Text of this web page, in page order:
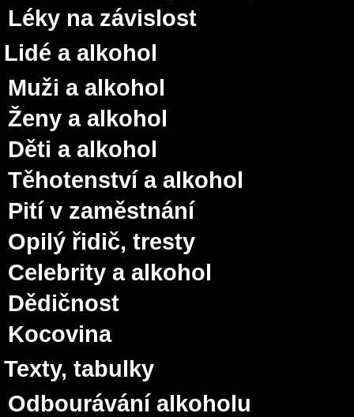
Léky na závislost
Lidé a alkohol
Muži a alkohol
Ženy a alkohol
Děti a alkohol
Těhotenství a alkohol
Pití v zaměstnání
Opilý řidič, tresty
Celebrity a alkohol
Dědičnost
Kocovina
Texty, tabulky
Odbourávání alkoholu